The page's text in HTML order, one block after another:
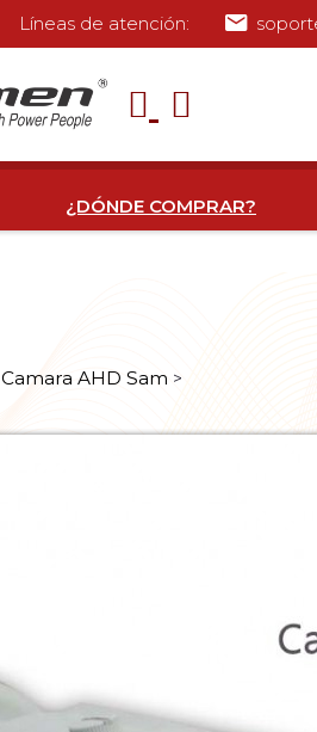
Líneas de atención:
¿DÓNDE COMPRAR?
Camara AHD Sam >